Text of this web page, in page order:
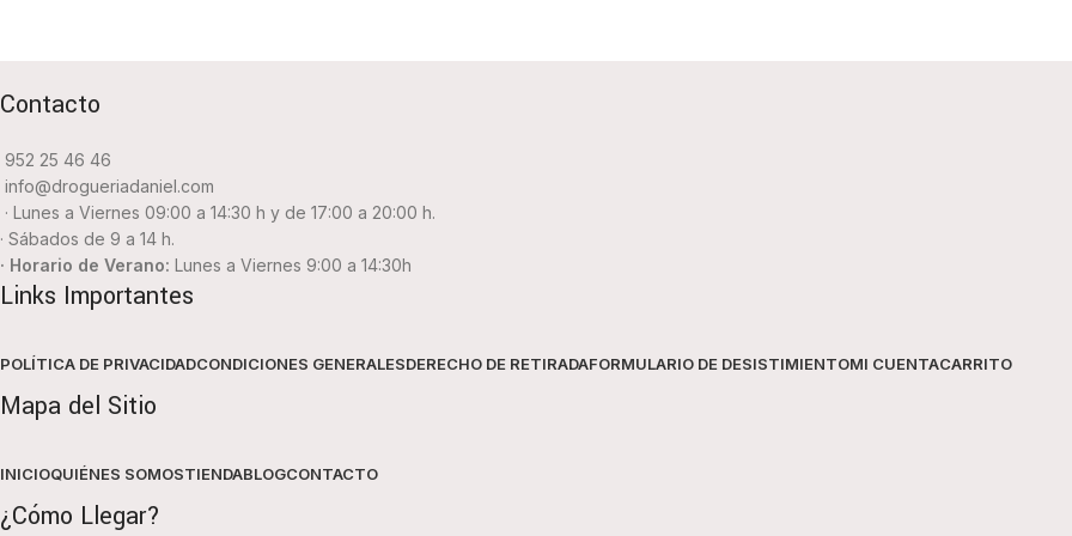
Contacto
952 25 46 46
info@drogueriadaniel.com
· Lunes a Viernes 09:00 a 14:30 h y de 17:00 a 20:00 h.
· Sábados de 9 a 14 h.
· Horario de Verano: Lunes a Viernes 9:00 a 14:30h
Links Importantes
POLÍTICA DE PRIVACIDADCONDICIONES GENERALESDERECHO DE RETIRADAFORMULARIO DE DESISTIMIENTOMI CUENTACARRITO
Mapa del Sitio
INICIOQUIÉNES SOMOSTIENDABLOGCONTACTO
¿Cómo Llegar?